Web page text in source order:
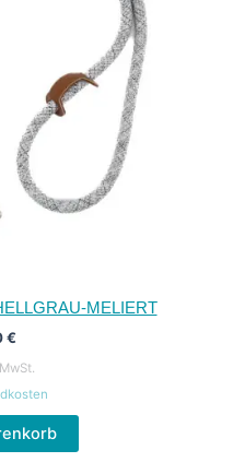
MELIERT
€